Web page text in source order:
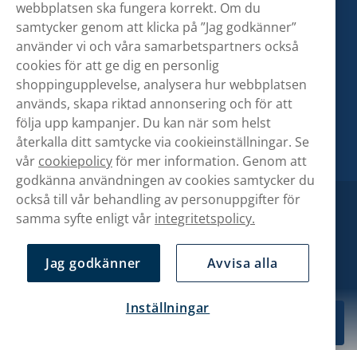
239,90 kr
webbplatsen ska fungera korrekt. Om du
samtycker genom att klicka på ”Jag godkänner”
använder vi och våra samarbetspartners också
cookies för att ge dig en personlig
shoppingupplevelse, analysera hur webbplatsen
används, skapa riktad annonsering och för att
följa upp kampanjer. Du kan när som helst
återkalla ditt samtycke via cookieinställningar. Se
vår cookiepolicyför mer information. Genom att
godkänna användningen av cookies samtycker du
också till vår behandling av personuppgifter för
samma syfte enligt vår integritetspolicy.
Jag godkänner Avvisa alla
Inställningar